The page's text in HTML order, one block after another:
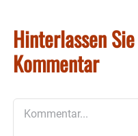
Hinterlassen
Kommentar